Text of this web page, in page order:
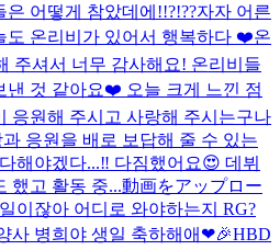
어떻게 참았데에!!?!??자자 어른
도 온리비가 있어서 행복하다 ❤️온
주셔서 너무 감사해요! 온리비들
낸 것 같아요❤️ 오늘 크게 느낀 점
응원해 주시고 사랑해 주시는구나
응원을 배로 보답해 줄 수 있는
해야겠다...‼️ 다짐했어요😍 데뷔
했고 활동 중...動画をアップロー
이잖아 어디로 와야하는지 RG?
사 병희야 생일 축하해애❤🎉HBD